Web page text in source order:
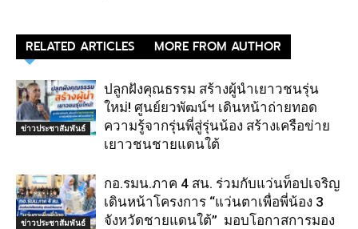
RELATED ARTICLES MORE FROM AUTHOR
ข่าวประชาสัมพันธ์
ปลูกฝังคุณธรรม สร้างผู้นำเยาวชนรุ่น
ใหม่! ศูนย์ยวพัฒน์ฯ เดินหน้าถ่ายทอด
ความรู้จากรุ่นพี่สู่รุ่นน้อง สร้างเครือข่าย
เยาวชนชายแดนใต้
ข่าวประชาสัมพันธ์
กอ.รมน.ภาค 4 สน. ร่วมกับแว่นท็อปเจริญ
เดินหน้าโครงการ “แว่นตาเพื่อพี่น้อง 3
จังหวัดชายแดนใต้” มอบโอกาสการมอง